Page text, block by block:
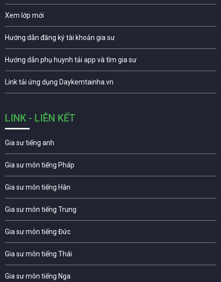
Xem lớp mới
Hướng dẫn đăng ký tài khoản gia sư
Hướng dẫn phụ huynh tải app và tìm gia sư
Link tải ứng dụng Daykemtainha.vn
LINK - LIÊN KẾT
Gia sư tiếng anh
Gia sư môn tiếng Pháp
Gia sư môn tiếng Hàn
Gia sư môn tiếng Trung
Gia sư môn tiếng Đức
Gia sư môn tiếng Thái
Gia sư môn tiếng Nga